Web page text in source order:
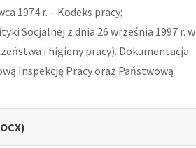
1974 r. – Kodeks pracy;
Socjalnej z dnia 26 września 1997 r. w
i higieny pracy). Dokumentacja
Inspekcję Pracy oraz Państwową